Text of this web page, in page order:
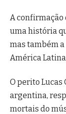
A confirmação
uma história
mas também
América
O perito Lucas
argentina,
mortais do